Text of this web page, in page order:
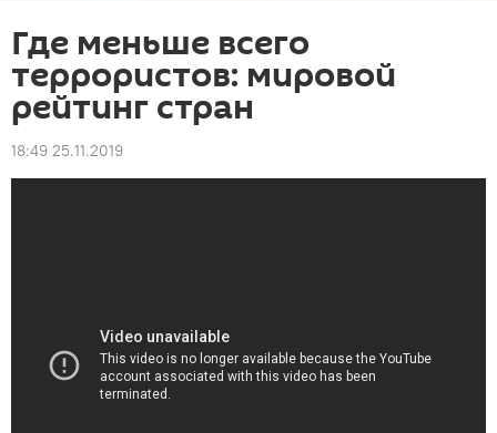
Где меньше всего
террористов: мировой
рейтинг стран
18:49 25.11.2019